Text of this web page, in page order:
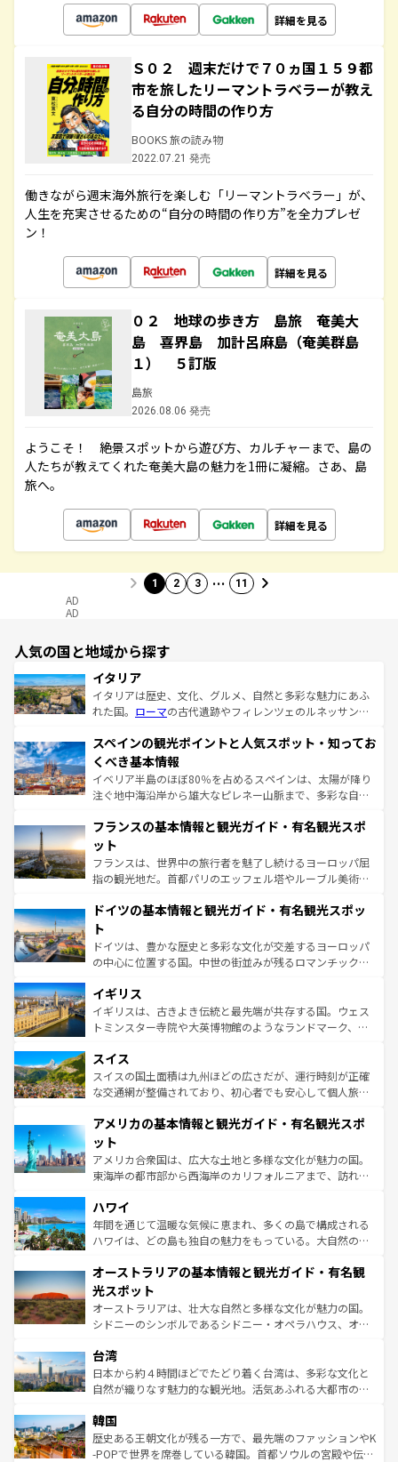
詳細を見る
Ｓ０２ 週末だけで７０ヵ国１５９都
市を旅したリーマントラベラーが教え
る自分の時間の作り方
BOOKS 旅の読み物
2022.07.21 発売
働きながら週末海外旅行を楽しむ「リーマントラベラー」が、
人生を充実させるための“自分の時間の作り方”を全力プレゼ
ン！
詳細を見る
０２ 地球の歩き方 島旅 奄美大
島 喜界島 加計呂麻島（奄美群島
１） ５訂版
島旅
2026.08.06 発売
ようこそ！ 絶景スポットから遊び方、カルチャーまで、島の
人たちが教えてくれた奄美大島の魅力を1冊に凝縮。さあ、島
旅へ。
詳細を見る
1 2 3 … 11
AD
AD
人気の国と地域から探す
イタリア
イタリアは歴史、文化、グルメ、自然と多彩な魅力にあふ
れた国。 ローマの古代遺跡やフィレンツェのルネッサンス
ろん、トスカーナの美しい田園風景やアマルフィ海岸の絶
景など、自然景観も見逃せない。観光の合間には、本場の
ピザやパスタなど、絶品のイタリア料理を堪能することも
できる。朝目覚めてから夜眠るまで、すべての瞬間を楽し
なお、新着のイタリア情報はコンテンツ一覧を参照してほ
しい。
スペインの観光ポイントと人気スポット・知ってお
くべき基本情報
イベリア半島のほぼ80％を占めるスペインは、太陽が降り
注ぐ地中海沿岸から雄大なピレネー山脈まで、多彩な自然
文化が根付くこの国では、情熱的なフラメンコ、熱気あふ
れる闘牛、そして美味しいタパスが生活の一部となってい
る。首都マドリードの洗練された雰囲気や、バルセロナの
アートに溢れた街角から、地方では古代ローマ遺跡や中世
せる。地方によって風土や気候が異なるスペインはその個
ンテンツ一覧 を参照してほしい。
フランスの基本情報と観光ガイド・有名観光スポ
ット
フランスは、世界中の旅行者を魅了し続けるヨーロッパ屈
指の観光地だ。首都パリのエッフェル塔やルーブル美術館
で、幅広い魅力が詰まっている。華麗な宮殿、歴史的な大
聖堂、美しいビーチ、そして豊かな自然が、訪れる者を心
から魅了する。また、フランスは美食の国としても知ら
れ、フランス料理はユネスコ無形文化遺産にも登録されて
香り高いラベンダー畑など、多彩な楽しみ方が可能だ。さ
らに、パリ以外の地域にも魅力が溢れており、どの街角に
も豊かな歴史と文化が息づいている。パリ以外の個性あふ
を参照してほしい。
ドイツの基本情報と観光ガイド・有名観光スポッ
ト
ドイツは、豊かな歴史と多彩な文化が交差するヨーロッパ
の中心に位置する国。中世の街並みが残るロマンチック街
顔を持つこの国は、どこを歩いても飽きることがない。ベ
ルリンの文化的活気、バイエルン州のアルプスの絶景、そ
してライン川沿いのワイン畑といった風景は必見。ビール
は、お酒好きな人にはぜひ体験してほしい。 なお、新着の
ドイツ情報はコンテンツ一覧を参照してほしい。
イギリス
イギリスは、古きよき伝統と最先端が共存する国。ウェス
トミンスター寺院や大英博物館のようなランドマーク、歴
リアごとに異なる魅力がある。また、優雅なアフタヌーン
ティー、ビール好きにはたまらない英国パブ、サッカー観
戦など、本場だからこそできる体験も豊富。イギリスを旅
ンツ一覧を参照してほしい。
スイス
スイスの国土面積は九州ほどの広さだが、運行時刻が正確
な交通網が整備されており、初心者でも安心して個人旅行
の建物がそのまま残る町や、スイスならではのユニークな
博物館もあり、アルプス観光だけでなく町歩きも満喫する
ことができる。国民の所得が高いため物価も高いが、旅行
者向けの交通パス提供のサービスもあり、うまく活用すれ
着のスイス情報は
アメリカの基本情報と観光ガイド・有名観光スポ
ット
アメリカ合衆国は、広大な土地と多様な文化が魅力の国。
東海岸の都市部から西海岸のカリフォルニアまで、訪れる
のような巨大都市は、観光、ショッピング、エンターテイ
ンメントが詰まった刺激的なスポットだ。一方、アメリカ
西部には大自然が広がり、グランドキャニオンやイエロー
部のニューオーリンズでは、音楽と美食が融合した独特の
文化が魅力。旅行者はアメリカの各地域で異なる魅力を楽
しみながら、その多様性と豊かな歴史を感じることができ
るだろう。車でのロードトリップや列車の旅も、アメリカ
情報は
ハワイ
年間を通じて温暖な気候に恵まれ、多くの島で構成される
ハワイは、どの島も独自の魅力をもっている。大自然の神
ワイ島は見逃せない。また、定番の観光地といえばオアフ
島だが、静かな自然を求めるならマウイ島やカウアイ島が
おすすめ。エメラルドグリーンに輝く海をはじめ、豊かな
文化や歴史が息づいている。「アロハスピリット」と呼ば
人々、おいしいローカルフードやハワイアンミュージッ
ク、伝統的なフラダンスなど、すべてがハワイの魅力を彩
っている。訪れるたびに新しい発見と感動が待っているハ
はコンテンツ一覧
オーストラリアの基本情報と観光ガイド・有名観
光スポット
オーストラリアは、壮大な自然と多様な文化が魅力の国。
シドニーのシンボルであるシドニー・オペラハウス、オー
リアリーフや大陸中央部にそびえるウルル（エアーズロッ
ク）、タスマニアの美しい原生林やケアンズの熱帯雨林な
ど、見どころがたくさん。また、カフェやワイン、オージ
いる。アクティビティも充実しており、サーフィンやダイ
ビング、ハイキングなど、アウトドア好きにはたまらな
い。オーストラリアの多彩な魅力を存分に味わいつくそ
台湾
日本から約４時間ほどでたどり着く台湾は、多彩な文化と
自然が織りなす魅力的な観光地。活気あふれる大都市の台
ン）、静ひつな山岳地帯である台湾東部など、都市の喧騒
と山間の静けさが共存しており、訪れる人に新しい発見と
驚きをもたらしてくれる。また、奥深い台湾の食文化も魅
韓国
歴史ある王朝文化が残る一方で、最先端のファッションやK
-POPで世界を席巻している韓国。首都ソウルの宮殿や伝統